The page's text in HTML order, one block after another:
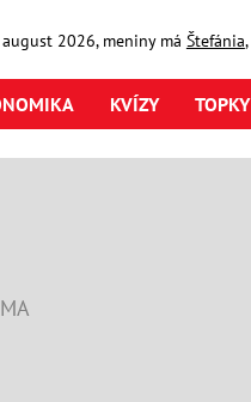
august2026, meniny má Štefánia
KVÍZY